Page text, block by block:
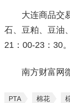
大连商品交易
石、豆粕、豆油
21：00-23：30。
南方财富网微
PTA 棉花